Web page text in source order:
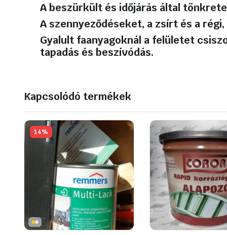
A beszürkült és időjárás által
A szennyeződéseket, a zsírt és a
Gyalult faanyagoknál a felületet
tapadás és beszívódás.
Kapcsolódó termékek
14%